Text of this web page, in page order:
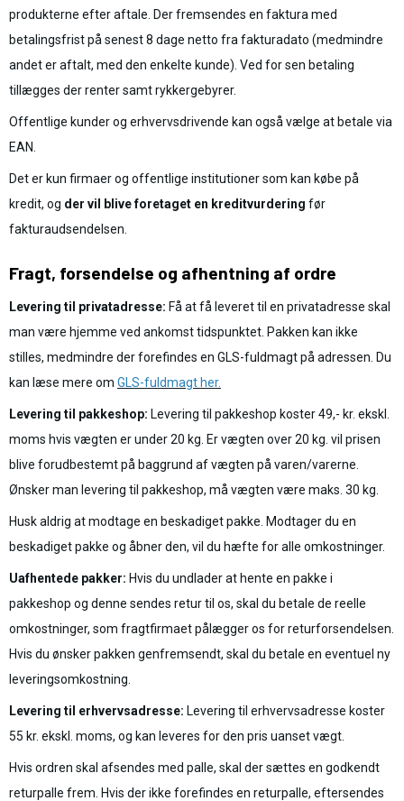
produkterne efter aftale. Der fremsendes en faktura med
betalingsfrist på senest 8 dage netto fra fakturadato (medmindre
andet er aftalt, med den enkelte kunde). Ved for sen betaling
tillægges der renter samt rykkergebyrer.
Offentlige kunder og erhvervsdrivende kan også vælge at betale via
EAN.
Det er kun firmaer og offentlige institutioner som kan købe på
kredit, og der vil blive foretaget en kreditvurdering før
fakturaudsendelsen.
Fragt, forsendelse og afhentning af ordre
Levering til privatadresse: Få at få leveret til en privatadresse skal
man være hjemme ved ankomst tidspunktet. Pakken kan ikke
stilles, medmindre der forefindes en GLS-fuldmagt på adressen. Du
kan læse mere om GLS-fuldmagt her.
Levering til pakkeshop: Levering til pakkeshop koster 49,- kr. ekskl.
moms hvis vægten er under 20 kg. Er vægten over 20 kg. vil prisen
blive forudbestemt på baggrund af vægten på varen/varerne.
Ønsker man levering til pakkeshop, må vægten være maks. 30 kg.
Husk aldrig at modtage en beskadiget pakke. Modtager du en
beskadiget pakke og åbner den, vil du hæfte for alle omkostninger.
Uafhentede pakker: Hvis du undlader at hente en pakke i
pakkeshop og denne sendes retur til os, skal du betale de reelle
omkostninger, som fragtfirmaet pålægger os for returforsendelsen.
Hvis du ønsker pakken genfremsendt, skal du betale en eventuel ny
leveringsomkostning.
Levering til erhvervsadresse: Levering til erhvervsadresse koster
55 kr. ekskl. moms, og kan leveres for den pris uanset vægt.
Hvis ordren skal afsendes med palle, skal der sættes en godkendt
returpalle frem. Hvis der ikke forefindes en returpalle, eftersendes